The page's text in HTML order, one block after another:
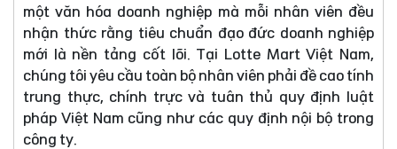
một văn hóa doanh nghiệp mà mỗi nhân viên đều
nhận thức rằng tiêu chuẩn đạo đức doanh nghiệp
mới là nền tảng cốt lõi. Tại Lotte Mart Việt Nam,
chúng tôi yêu cầu toàn bộ nhân viên phải đề cao tính
trung thực, chính trực và tuân thủ quy định luật
pháp Việt Nam cũng như các quy định nội bộ trong
công ty.